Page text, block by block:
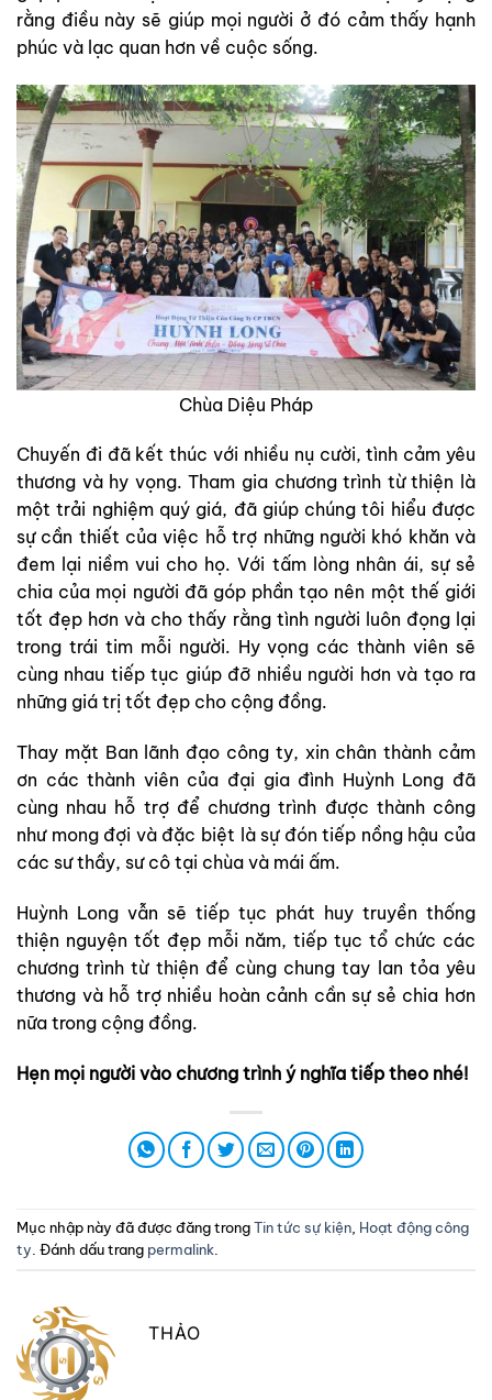
rằng điều này sẽ giúp mọi người ở đó cảm thấy hạnh
phúc và lạc quan hơn về cuộc sống.
Chùa Diệu Pháp
Chuyến đi đã kết thúc với nhiều nụ cười, tình cảm yêu
thương và hy vọng. Tham gia chương trình từ thiện là
một trải nghiệm quý giá, đã giúp chúng tôi hiểu được
sự cần thiết của việc hỗ trợ những người khó khăn và
đem lại niềm vui cho họ. Với tấm lòng nhân ái, sự sẻ
chia của mọi người đã góp phần tạo nên một thế giới
tốt đẹp hơn và cho thấy rằng tình người luôn đọng lại
trong trái tim mỗi người. Hy vọng các thành viên sẽ
cùng nhau tiếp tục giúp đỡ nhiều người hơn và tạo ra
những giá trị tốt đẹp cho cộng đồng.
Thay mặt Ban lãnh đạo công ty, xin chân thành cảm
ơn các thành viên của đại gia đình Huỳnh Long đã
cùng nhau hỗ trợ để chương trình được thành công
như mong đợi và đặc biệt là sự đón tiếp nồng hậu của
các sư thầy, sư cô tại chùa và mái ấm.
Huỳnh Long vẫn sẽ tiếp tục phát huy truyền thống
thiện nguyện tốt đẹp mỗi năm, tiếp tục tổ chức các
chương trình từ thiện để cùng chung tay lan tỏa yêu
thương và hỗ trợ nhiều hoàn cảnh cần sự sẻ chia hơn
nữa trong cộng đồng.
Hẹn mọi người vào chương trình ý nghĩa tiếp theo nhé!
Mục nhập này đã được đăng trongTin tức sự kiện Hoạt động công
ty . Đánh dấu trang permalink
THẢO